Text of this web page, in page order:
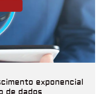
exponencial
de dados